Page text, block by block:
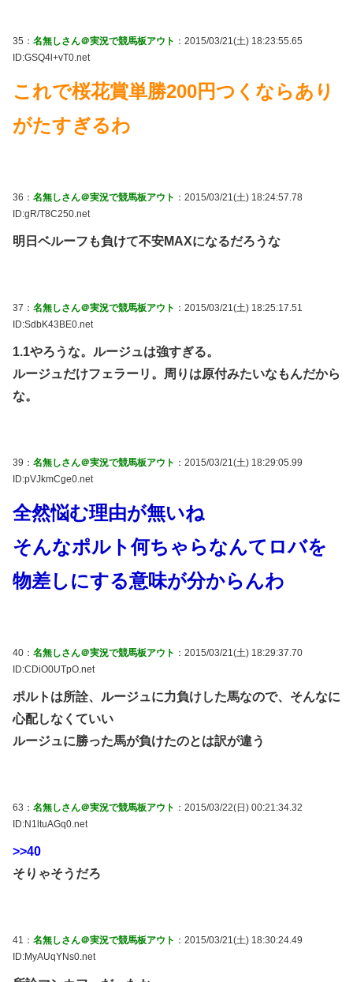
35： 名無しさん＠実況で競馬板アウト ：2015/03/21(土) 18:23:55.65
ID:GSQ4l+vT0.net
これで桜花賞単勝200円つくならあり
がたすぎるわ
36： 名無しさん＠実況で競馬板アウト ：2015/03/21(土) 18:24:57.78
ID:gR/T8C250.net
明日ベルーフも負けて不安MAXになるだろうな
37： 名無しさん＠実況で競馬板アウト ：2015/03/21(土) 18:25:17.51
ID:SdbK43BE0.net
1.1やろうな。ルージュは強すぎる。
ルージュだけフェラーリ。周りは原付みたいなもんだから
な。
39： 名無しさん＠実況で競馬板アウト ：2015/03/21(土) 18:29:05.99
ID:pVJkmCge0.net
全然悩む理由が無いね
そんなポルト何ちゃらなんてロバを
物差しにする意味が分からんわ
40： 名無しさん＠実況で競馬板アウト ：2015/03/21(土) 18:29:37.70
ID:CDiO0UTpO.net
ポルトは所詮、ルージュに力負けした馬なので、そんなに
心配しなくていい
ルージュに勝った馬が負けたのとは訳が違う
63： 名無しさん＠実況で競馬板アウト ：2015/03/22(日) 00:21:34.32
ID:N1ltuAGq0.net
>>40
そりゃそうだろ
41： 名無しさん＠実況で競馬板アウト ：2015/03/21(土) 18:30:24.49
ID:MyAUqYNs0.net